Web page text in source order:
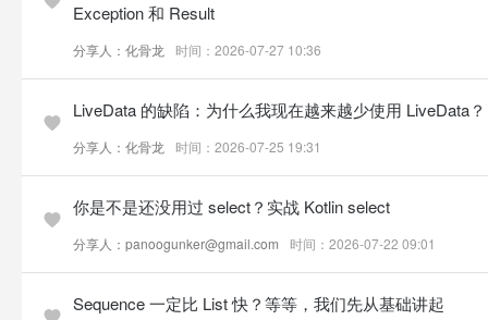
Exception 和 Result
分享人：化骨龙 时间：2026-07-27 10:36
LiveData 的缺陷：为什么我现在越来越少使用 LiveData？
分享人：化骨龙 时间：2026-07-25 19:31
你是不是还没用过 select？实战 Kotlin select
分享人：panoogunker@gmail.com 时间：2026-07-22 09:01
Sequence 一定比 List 快？等等，我们先从基础讲起